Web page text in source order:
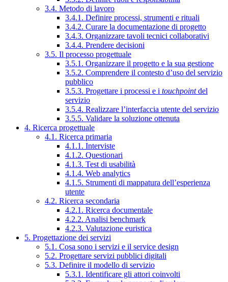
3.4. Metodo di lavoro
3.4.1. Definire processi, strumenti e rituali
3.4.2. Curare la documentazione di progetto
3.4.3. Organizzare tavoli tecnici collaborativi
3.4.4. Prendere decisioni
3.5. Il processo progettuale
3.5.1. Organizzare il progetto e la sua gestione
3.5.2. Comprendere il contesto d’uso del servizio
pubblico
3.5.3. Progettare i processi e i touchpointdel
servizio
3.5.4. Realizzare l’interfaccia utente del servizio
3.5.5. Validare la soluzione ottenuta
4. Ricerca progettuale
4.1. Ricerca primaria
4.1.1. Interviste
4.1.2. Questionari
4.1.3. Test di usabilità
4.1.4. Web analytics
4.1.5. Strumenti di mappatura dell’esperienza
utente
4.2. Ricerca secondaria
4.2.1. Ricerca documentale
4.2.2. Analisi benchmark
4.2.3. Valutazione euristica
5. Progettazione dei servizi
5.1. Cosa sono i servizi e il service design
5.2. Progettare servizi pubblici digitali
5.3. Definire il modello di servizio
5.3.1. Identificare gli attori coinvolti